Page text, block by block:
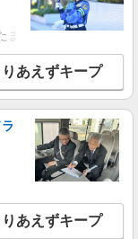
※給与幅は経験・能
あり／全額支給
可保育園） 東京都板
細を見る
ま市岩槻区・久喜市・
りあえずキープ
りあえずキープ